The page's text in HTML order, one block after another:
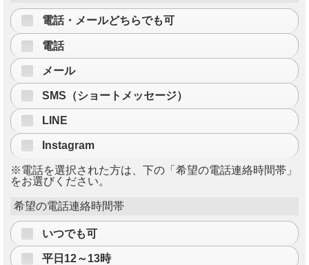
電話・メールどちらでも可
電話
メール
SMS（ショートメッセージ）
LINE
Instagram
※電話を選択された方は、下の「希望の電話連絡時間帯」
をお選びください。
希望の電話連絡時間帯
いつでも可
平日12～13時